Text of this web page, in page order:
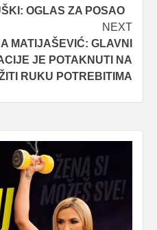
OGLAS ZA POSAO
NEXT
MATIJAŠEVIĆ: GLAVNI
JE POTAKNUTI NA
RUKU POTREBITIMA